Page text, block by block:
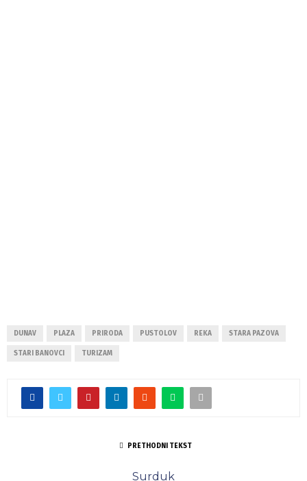
DUNAV PLAZA PRIRODA PUSTOLOV REKA STARA PAZOVA
STARI BANOVCI TURIZAM
PRETHODNI TEKST
Surduk